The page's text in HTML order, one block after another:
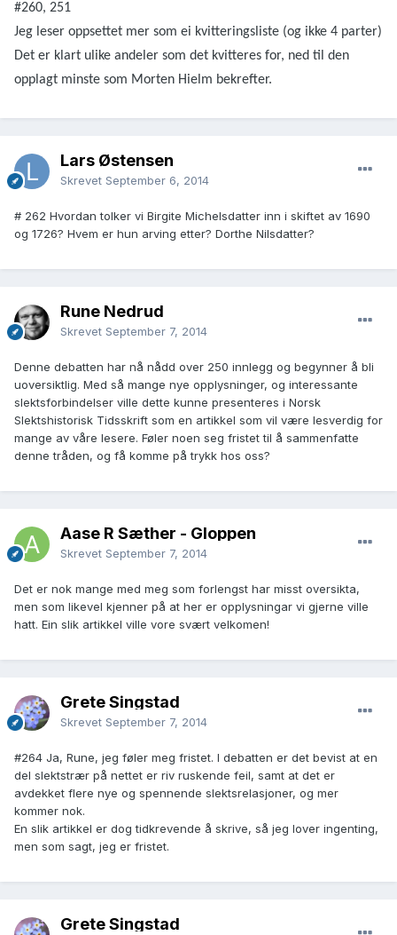
#260, 251
Jeg leser oppsettet mer som ei kvitteringsliste (og ikke 4 parter)
Det er klart ulike andeler som det kvitteres for, ned til den
opplagt minste som Morten Hielm bekrefter.
Lars Østensen
Skrevet September 6, 2014
# 262 Hvordan tolker vi Birgite Michelsdatter inn i skiftet av 1690
og 1726? Hvem er hun arving etter? Dorthe Nilsdatter?
Rune Nedrud
Skrevet September 7, 2014
Denne debatten har nå nådd over 250 innlegg og begynner å bli
uoversiktlig. Med så mange nye opplysninger, og interessante
slektsforbindelser ville dette kunne presenteres i Norsk
Slektshistorisk Tidsskrift som en artikkel som vil være lesverdig for
mange av våre lesere. Føler noen seg fristet til å sammenfatte
denne tråden, og få komme på trykk hos oss?
Aase R Sæther - Gloppen
Skrevet September 7, 2014
Det er nok mange med meg som forlengst har misst oversikta,
men som likevel kjenner på at her er opplysningar vi gjerne ville
hatt. Ein slik artikkel ville vore svært velkomen!
Grete Singstad
Skrevet September 7, 2014
#264 Ja, Rune, jeg føler meg fristet. I debatten er det bevist at en
del slektstrær på nettet er riv ruskende feil, samt at det er
avdekket flere nye og spennende slektsrelasjoner, og mer
kommer nok.
En slik artikkel er dog tidkrevende å skrive, så jeg lover ingenting,
men som sagt, jeg er fristet.
Grete Singstad